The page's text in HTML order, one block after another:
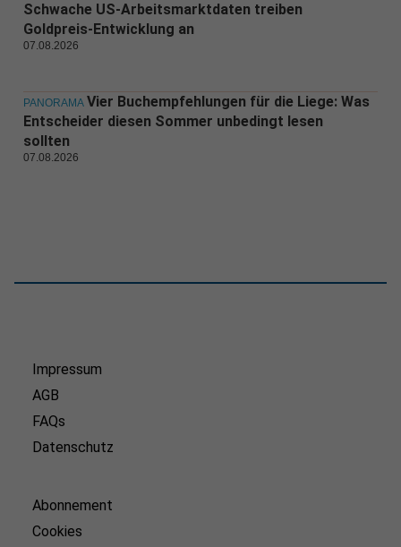
Schwache US-Arbeitsmarktdaten treiben
Goldpreis-Entwicklung an
07.08.2026
PANORAMA Vier Buchempfehlungen für die Liege: Was
Entscheider diesen Sommer unbedingt lesen
sollten
07.08.2026
Impressum
AGB
FAQs
Datenschutz
Abonnement
Cookies